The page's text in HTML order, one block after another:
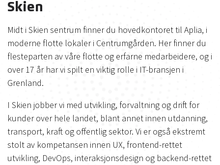
Skien
Midt i Skien sentrum finner du hovedkontoret til Aplia, i
moderne flotte lokaler i Centrumgården. Her finner du
flesteparten av våre flotte og erfarne medarbeidere, og i
over 17 år har vi spilt en viktig rolle i IT-bransjen i
Grenland.
I Skien jobber vi med utvikling, forvaltning og drift for
kunder over hele landet, blant annet innen utdanning,
transport, kraft og offentlig sektor. Vi er også ekstremt
stolt av kompetansen innen UX, frontend-rettet
utvikling, DevOps, interaksjonsdesign og backend-rettet